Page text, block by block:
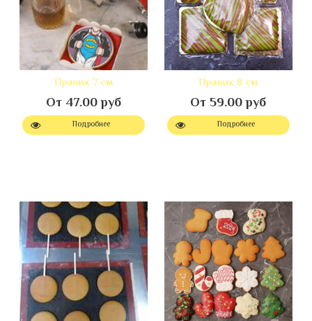
Пряник 7 см
От 47.00 руб
Подробнее
Пряник 8 см
От 59.00 руб
Подробнее